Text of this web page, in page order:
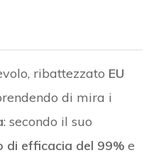
ribattezzato EU
di mira i
: secondo il suo
di efficacia del 99% e